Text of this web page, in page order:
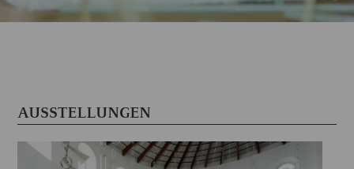
AUSSTELLUNGEN